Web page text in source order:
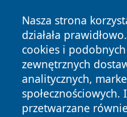
Nasza strona
działała
cookies i
zewnętrznych
analitycznych,
przetwarzane
Copyright © 2026
zastrzeżone.